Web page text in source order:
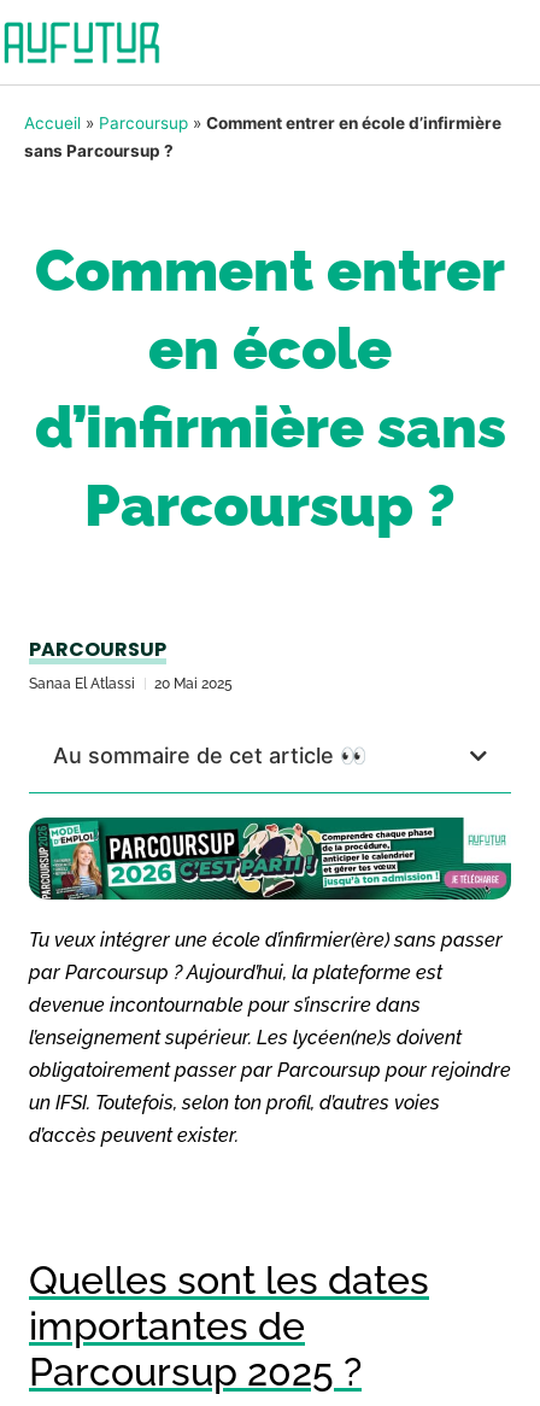
Accueil » Parcoursup » Comment entrer en école d’infirmière
sans Parcoursup ?
Comment entrer
en école
d’infirmière sans
Parcoursup ?
PARCOURSUP
Sanaa El Atlassi 20 Mai 2025
Au sommaire de cet article 👀
Tu veux intégrer une école d’infirmier(ère) sans passer
par Parcoursup ? Aujourd’hui, la plateforme est
devenue incontournable pour s’inscrire dans
l’enseignement supérieur. Les lycéen(ne)s doivent
obligatoirement passer par Parcoursup pour rejoindre
un IFSI. Toutefois, selon ton profil, d’autres voies
d’accès peuvent exister.
Quelles sont les dates
importantes de
Parcoursup 2025 ?